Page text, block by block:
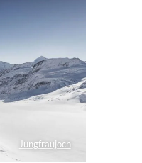
Jungfraujoch